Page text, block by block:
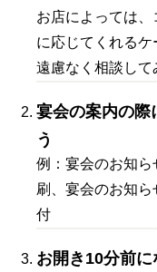
お店によっては
に応じてくれるケ
遠慮なく相談して
宴会の案内の際
う
例：宴会のお知
刷、宴会のお知
付
お開き10分前